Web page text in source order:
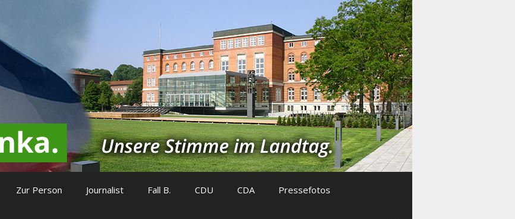
Zur Person Journalist Fall B. CDU CDA Pressefotos